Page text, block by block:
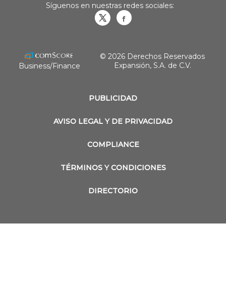
PUBLICIDAD
AVISO LEGAL Y DE PRIVACIDAD
COMPLIANCE
TÉRMINOS Y CONDICIONES
DIRECTORIO
Síguenos en nuestras redes sociales:
Business/Finance
© 2026 Derechos Reservados
Expansión, S.A. de C.V.